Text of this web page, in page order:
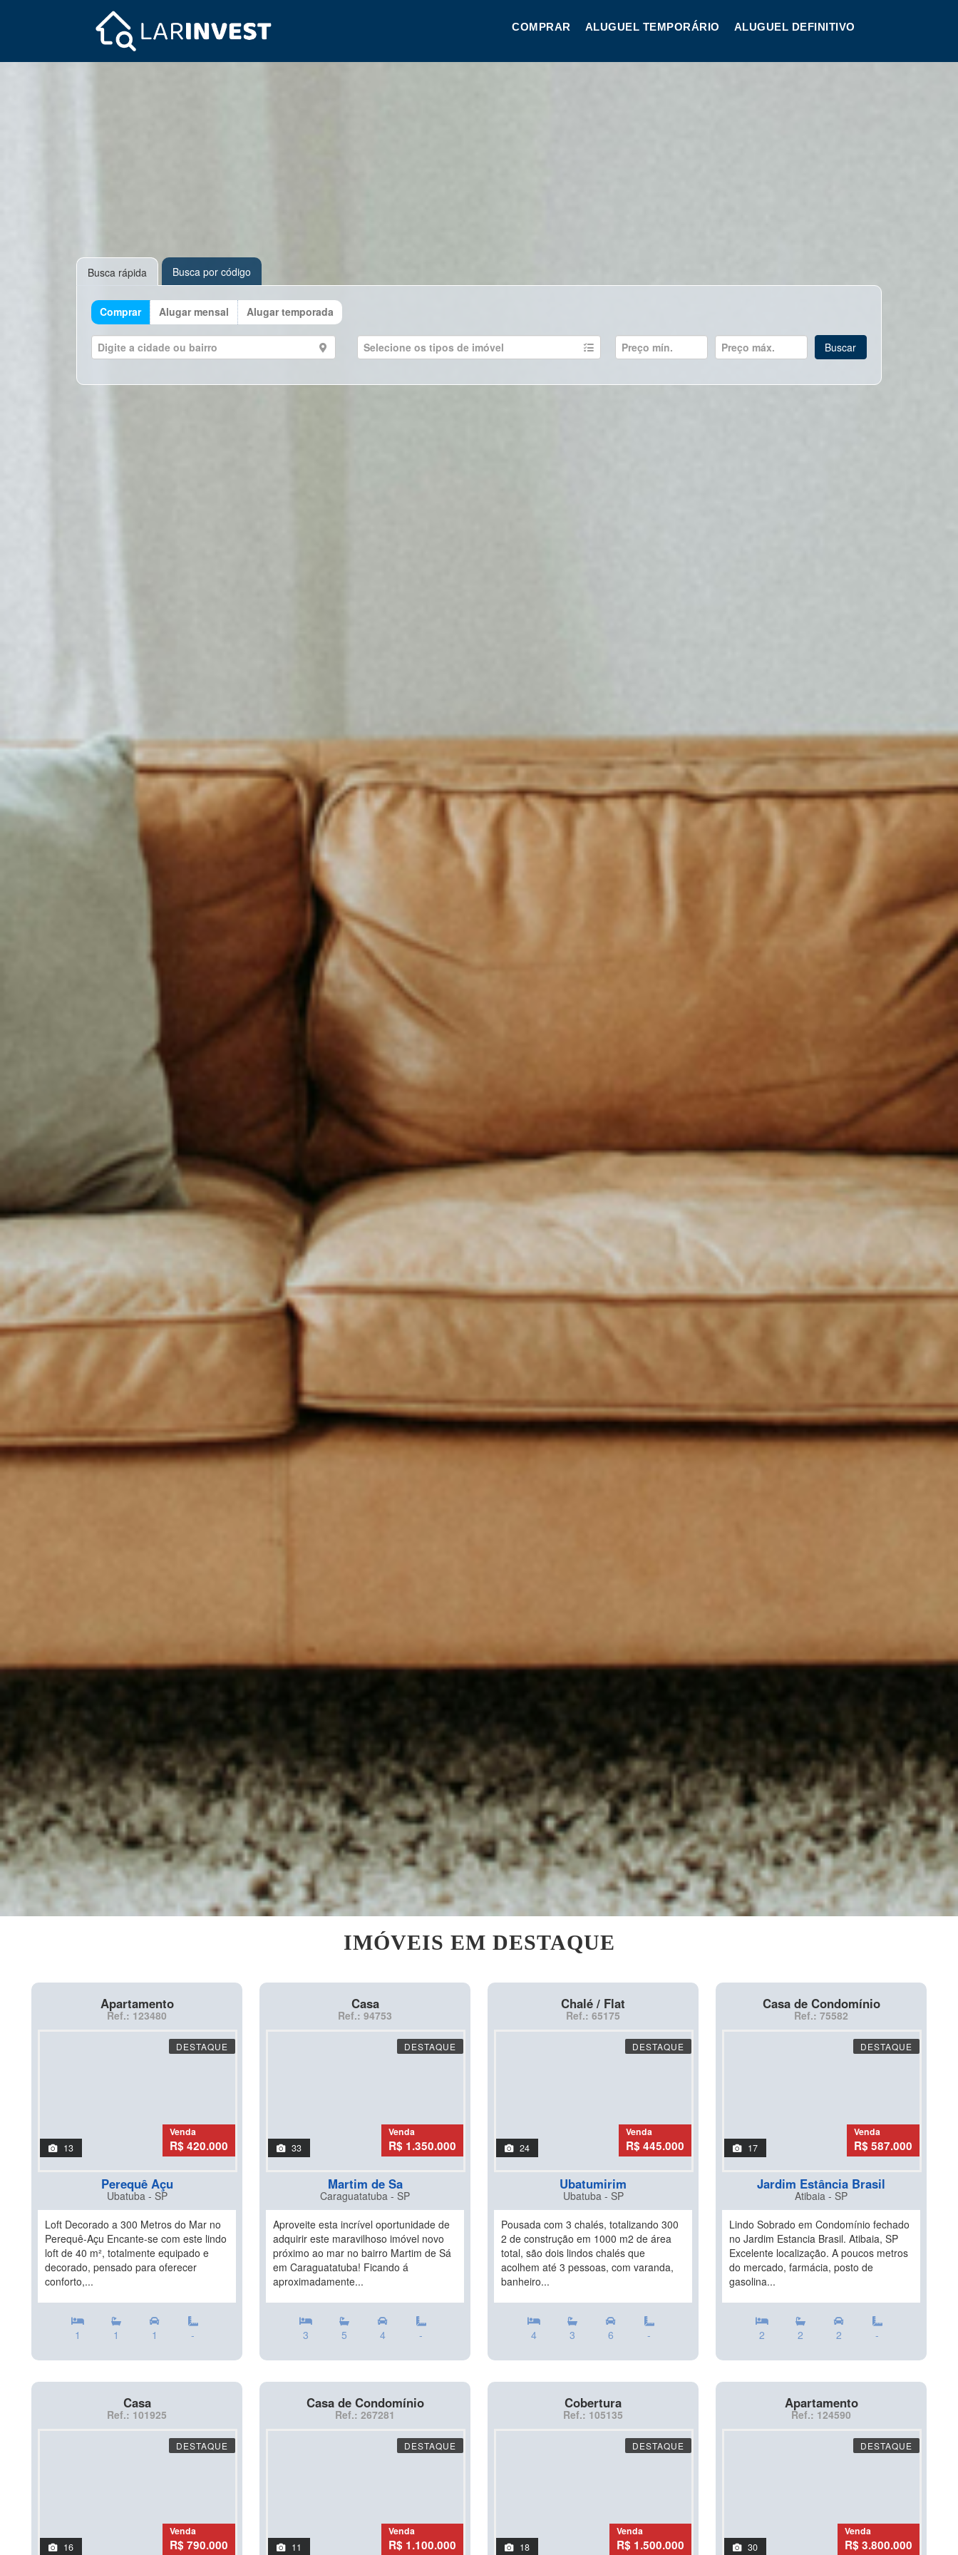
COMPRAR ALUGUEL TEMPORÁRIO ALUGUEL DEFINITIVO
Busca rápida Busca por código
Comprar Alugar mensal Alugar temporada
IMÓVEIS EM DESTAQUE
Apartamento
Ref.: 123480
DESTAQUE
13
Venda
R$ 420.000
Perequê Açu
Ubatuba - SP
Loft Decorado a 300 Metros do Mar no
Perequê-Açu Encante-se com este lindo
loft de 40 m², totalmente equipado e
decorado, pensado para oferecer
conforto,...
1 1 1 -
Casa
Ref.: 94753
DESTAQUE
33
Venda
R$ 1.350.000
Martim de Sa
Caraguatatuba - SP
Aproveite esta incrível oportunidade de
adquirir este maravilhoso imóvel novo
próximo ao mar no bairro Martim de Sá
em Caraguatatuba! Ficando á
aproximadamente...
3 5 4 -
Chalé / Flat
Ref.: 65175
DESTAQUE
24
Venda
R$ 445.000
Ubatumirim
Ubatuba - SP
Pousada com 3 chalés, totalizando 300
2 de construção em 1000 m2 de área
total, são dois lindos chalés que
acolhem até 3 pessoas, com varanda,
banheiro...
4 3 6 -
Casa de Condomínio
Ref.: 75582
DESTAQUE
17
Venda
R$ 587.000
Jardim Estância Brasil
Atibaia - SP
Lindo Sobrado em Condomínio fechado
no Jardim Estancia Brasil. Atibaia, SP
Excelente localização. A poucos metros
do mercado, farmácia, posto de
gasolina...
2 2 2 -
Casa
Ref.: 101925
DESTAQUE
16
Venda
R$ 790.000
Casa de Condomínio
Ref.: 267281
DESTAQUE
11
Venda
R$ 1.100.000
Cobertura
Ref.: 105135
DESTAQUE
18
Venda
R$ 1.500.000
Apartamento
Ref.: 124590
DESTAQUE
30
Venda
R$ 3.800.000